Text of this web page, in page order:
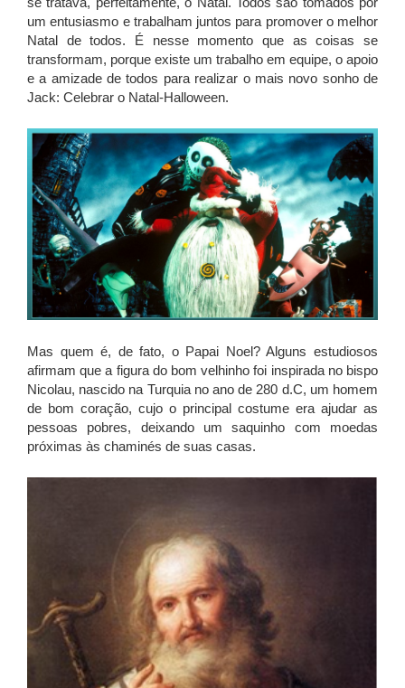
um entusiasmo e trabalham juntos para promover o melhor
Natal de todos. É nesse momento que as coisas se
transformam, porque existe um trabalho em equipe, o apoio
e a amizade de todos para realizar o mais novo sonho de
Jack: Celebrar o Natal-Halloween.
Mas quem é, de fato, o Papai Noel? Alguns estudiosos
afirmam que a figura do bom velhinho foi inspirada no bispo
Nicolau, nascido na Turquia no ano de 280 d.C, um homem
de bom coração, cujo o principal costume era ajudar as
pessoas pobres, deixando um saquinho com moedas
próximas às chaminés de suas casas.